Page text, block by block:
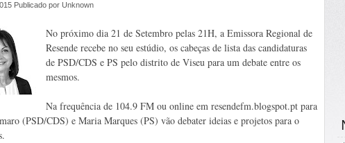
Publicado por Unknown
No próximo dia 21 de Setembro pelas 21H, a Emissora Regional de
Resende recebe no seu estúdio, os cabeças de lista das candidaturas
de PSD/CDS e PS pelo distrito de Viseu para um debate entre os
mesmos.
Na frequência de 104.9 FM ou online em resendefm.blogspot.pt para
(PSD/CDS) e Maria Marques (PS) vão debater ideias e projetos para o